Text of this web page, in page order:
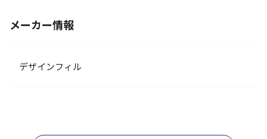
メーカー情報
デザインフィル